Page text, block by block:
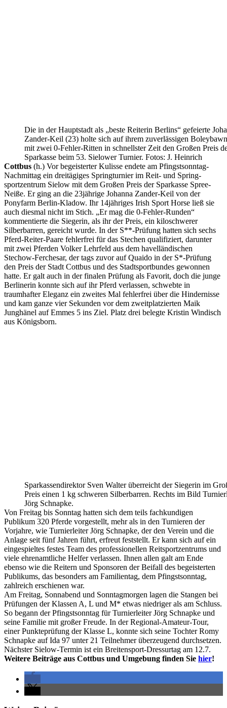
Die in der Hauptstadt als „beste Reiterin Berlins“ gefeierte
Zander-Keil (23) holte sich auf ihrem zuverlässigen
mit zwei 0-Fehler-Ritten in schnellster Zeit den Großen Preis
Sparkasse beim 53. Sielower Turnier. Fotos: J. Heinrich
Cottbus (h.) Vor begeisterter Kulisse endete am Pfingstsonntag-
Nachmittag ein dreitägiges Springturnier im Reit- und Spring-
sportzentrum Sielow mit dem Großen Preis der Sparkasse Spree-
Neiße. Er ging an die 23jährige Johanna Zander-Keil von der
Ponyfarm Berlin-Kladow. Ihr 14jähriges Irish Sport Horse ließ sie
auch diesmal nicht im Stich. „Er mag die 0-Fehler-Runden“
kommentierte die Siegerin, als ihr der Preis, ein kiloschwerer
Silberbarren, gereicht wurde. In der S**-Prüfung hatten sich sechs
Pferd-Reiter-Paare fehlerfrei für das Stechen qualifiziert, darunter
mit zwei Pferden Volker Lehrfeld aus dem havelländischen
Stechow-Ferchesar, der tags zuvor auf Quaido in der S*-Prüfung
den Preis der Stadt Cottbus und des Stadtsportbundes gewonnen
hatte. Er galt auch in der finalen Prüfung als Favorit, doch die junge
Berlinerin konnte sich auf ihr Pferd verlassen, schwebte in
traumhafter Eleganz ein zweites Mal fehlerfrei über die Hindernisse
und kam ganze vier Sekunden vor dem zweitplatzierten Maik
Junghänel auf Emmes 5 ins Ziel. Platz drei belegte Kristin Windisch
aus Königsborn.
Sparkassendirektor Sven Walter überreicht der Siegerin im
Preis einen 1 kg schweren Silberbarren. Rechts im Bild
Jörg Schnapke.
Von Freitag bis Sonntag hatten sich dem teils fachkundigen
Publikum 320 Pferde vorgestellt, mehr als in den Turnieren der
Vorjahre, wie Turnierleiter Jörg Schnapke, der den Verein und die
Anlage seit fünf Jahren führt, erfreut feststellt. Er kann sich auf ein
eingespieltes festes Team des professionellen Reitsportzentrums und
viele ehrenamtliche Helfer verlassen. Ihnen allen galt am Ende
ebenso wie die Reitern und Sponsoren der Beifall des begeisterten
Publikums, das besonders am Familientag, dem Pfingstsonntag,
zahlreich erschienen war.
Am Freitag, Sonnabend und Sonntagmorgen lagen die Stangen bei
Prüfungen der Klassen A, L und M* etwas niedriger als am Schluss.
So begann der Pfingstsonntag für Turnierleiter Jörg Schnapke und
seine Familie mit großer Freude. In der Regional-Amateur-Tour,
einer Punkteprüfung der Klasse L, konnte sich seine Tochter Romy
Schnapke auf Ida 97 unter 21 Teilnehmer überzeugend durchsetzen.
Nächster Sielow-Termin ist ein Breitensport-Dressurtag am 12.7.
Weitere Beiträge aus Cottbus und Umgebung finden Sie hier!